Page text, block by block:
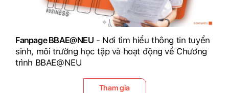
Fanpage BBAE@NEU - Nơi tìm hiểu thông tin tuyển
sinh, môi trường học tập và hoạt động về Chương
trình BBAE@NEU
Tham gia